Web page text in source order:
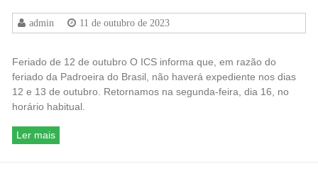
admin 11 de outubro de 2023
Feriado de 12 de outubro O ICS informa que, em razão do
feriado da Padroeira do Brasil, não haverá expediente nos dias
12 e 13 de outubro. Retornamos na segunda-feira, dia 16, no
horário habitual.
Ler mais